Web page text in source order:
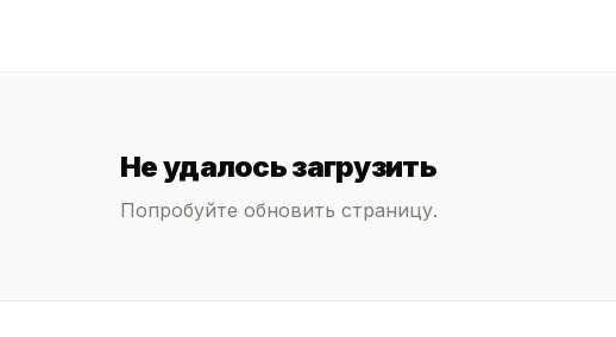
Не удалось загрузить
Попробуйте обновить страницу.